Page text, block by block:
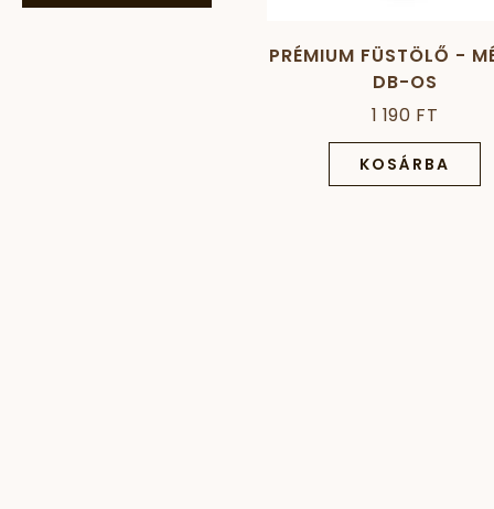
PRÉMIUM FÜSTÖLŐ -
DB-OS
1 190 FT
KOSÁRBA